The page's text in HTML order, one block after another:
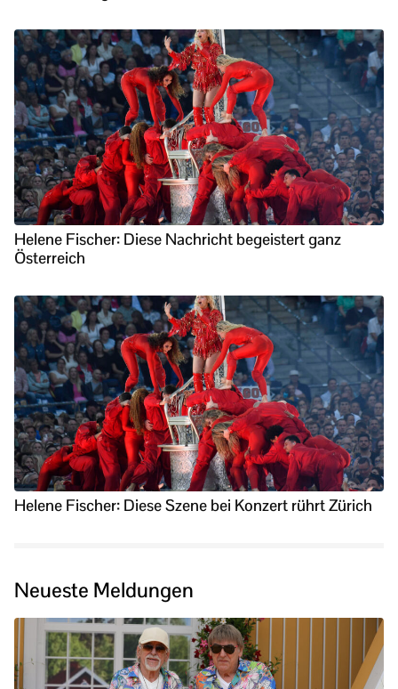
Helene Fischer: Diese Nachricht begeistert ganz
Österreich
Helene Fischer: Diese Szene bei Konzert rührt Zürich
Neueste Meldungen